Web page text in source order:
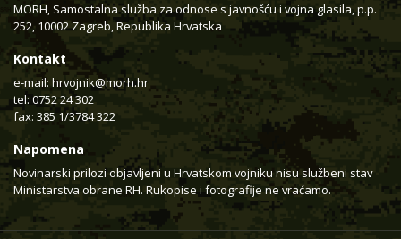
MORH, Samostalna služba za odnose s javnošću i vojna glasila, p.p.
252, 10002 Zagreb, Republika Hrvatska
Kontakt
e-mail: hrvojnik@morh.hr
tel: 0752 24 302
fax: 385 1/3784 322
Napomena
Novinarski prilozi objavljeni u Hrvatskom vojniku nisu službeni stav
Ministarstva obrane RH. Rukopise i fotografije ne vraćamo.